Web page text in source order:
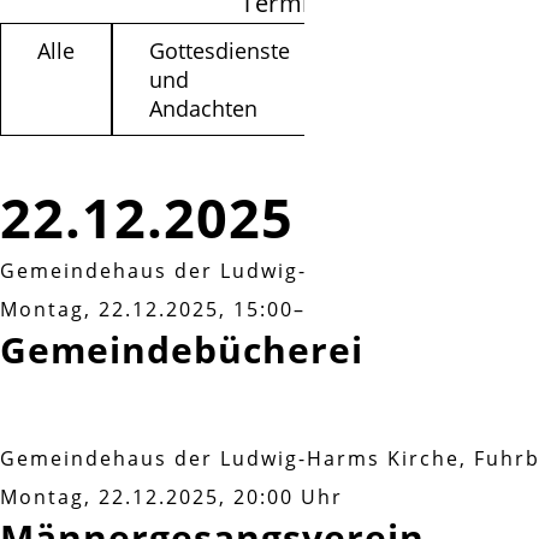
22.12.2025
Alle
Gottesdienste
und
Andachten
Gemeindehaus der Ludwig-Harms Kirche,
Montag, 22.12.2025, 15:00–17:00 Uhr
Gemeindebücherei
Gemeindehaus der Ludwig-Harms Kirche,
Montag, 22.12.2025, 20:00 Uhr